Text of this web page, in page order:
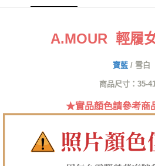
※ 交易是否成功請以「AFTEE先享後付 」之
https://
易，需依本服務之必要範圍內提供個人資料
權轉讓予恩沛科技股份有限公司。
https://aftee.tw/terms/#terms3
３．未成年的使用者請事先徵得法定代理人
7-11取貨付款
付款後7-11取貨
郵局(離島專用)
每筆NT$125，滿NT$1,380(含以上)免
海外宅配（貨到付運費）
A.MOUR 輕履
寶藍 / 雪白
商品尺寸：35-
★實品顏色請參考商